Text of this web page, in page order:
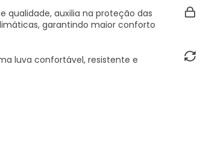
qualidade, auxilia na proteção das
garantindo maior conforto
luva confortável, resistente e